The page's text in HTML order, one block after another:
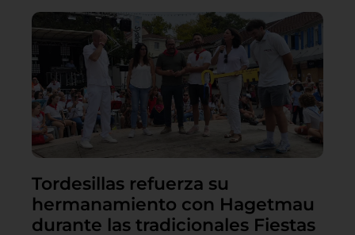
Tordesillas refuerza su
hermanamiento con Hagetmau
durante las tradicionales Fiestas